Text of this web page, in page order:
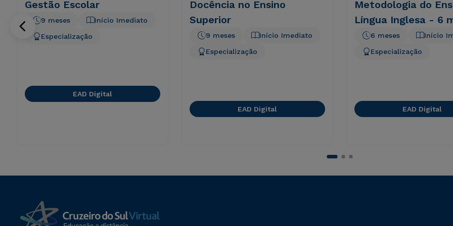
Gestão Escolar
Início Imediato
9 meses
Especialização
EAD Digital
Docência no Ensino
Superior
Início Imediato
9 meses
Especialização
EAD Digital
Metodologia do
Língua Inglesa - 6
Início
6 meses
Especialização
EAD Digital